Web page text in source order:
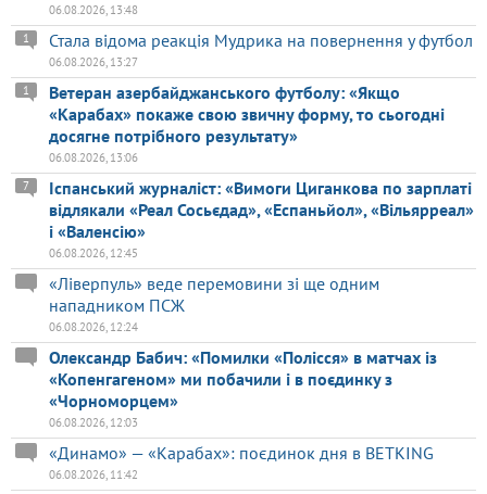
06.08.2026, 13:48
Стала відома реакція Мудрика на повернення у футбол
1
06.08.2026, 13:27
Ветеран азербайджанського футболу: «Якщо
«Карабах» покаже свою звичну форму, то сьогодні
досягне потрібного результату»
1
06.08.2026, 13:06
Іспанський журналіст: «Вимоги Циганкова по зарплаті
відлякали «Реал Сосьєдад», «Еспаньйол», «Вільярреал»
і «Валенсію»
7
06.08.2026, 12:45
«Ліверпуль» веде перемовини зі ще одним
нападником ПСЖ
06.08.2026, 12:24
Олександр Бабич: «Помилки «Полісся» в матчах із
«Копенгагеном» ми побачили і в поєдинку з
«Чорноморцем»
06.08.2026, 12:03
«Динамо» — «Карабах»: поєдинок дня в BETKING
06.08.2026, 11:42